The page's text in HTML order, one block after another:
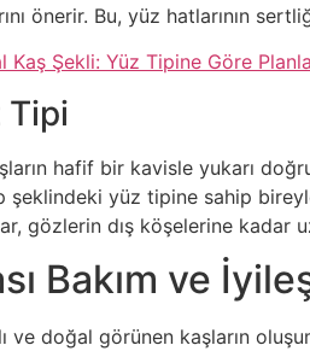
önerir. Bu, yüz hatlarının
Kaş Şekli: Yüz Tipine Göre
Tipi
hafif bir kavisle yukarı
şeklindeki yüz tipine sahip
gözlerin dış köşelerine kadar
Bakım ve
ve doğal görünen kaşların